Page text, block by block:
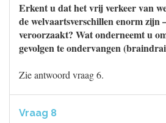
Erkent u dat het vrij verkeer van
de welvaartsverschillen enorm zijn
veroorzaakt? Wat onderneemt u
gevolgen te ondervangen
Zie antwoord vraag 6.
Vraag 8